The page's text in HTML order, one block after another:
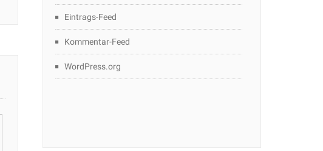
Eintrags-Feed
Kommentar-Feed
WordPress.org